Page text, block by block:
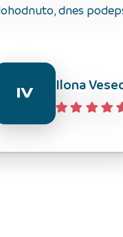
dnes
IV Ilona